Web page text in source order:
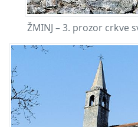
ŽMINJ – 3. prozor crkve